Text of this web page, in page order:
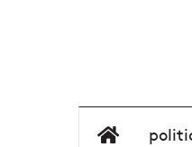
élément